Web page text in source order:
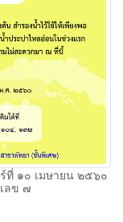
ที่ ๑๐ เมษายน ๒๕๖๐
ลข ๗